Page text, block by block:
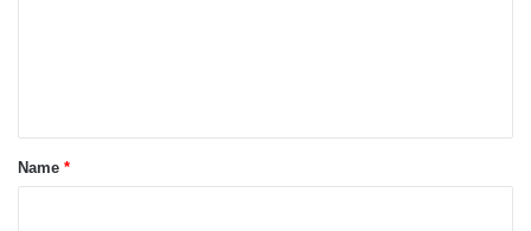
*Name *